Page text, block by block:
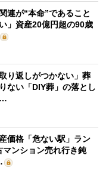
連が“本命”であること
」資産20億円超の90歳
り返しがつかない」葬
ない「DIY葬」の落とし
価格「危ない駅」ラン
マンション売れ行き鈍